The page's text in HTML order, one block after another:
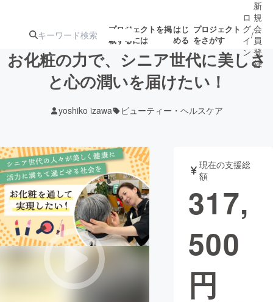
プロジェクトを掲
載するには
はじ
める
プロジェクト
をさがす
ターン
ジェクト
ロジェクト
されます
アート・写真 音楽
テクノロジー・ガジェット ゲーム・サ
映像・映画
ビジネス・起業
ロ
グ
イ
ン
/
新
規
会
員
登
録
お化粧の力で、シニア世代に美しさ
と心の潤いを届けたい！
yoshiko izawa ビューティー・ヘルスケア
現在の支援総
額
317,
500
円